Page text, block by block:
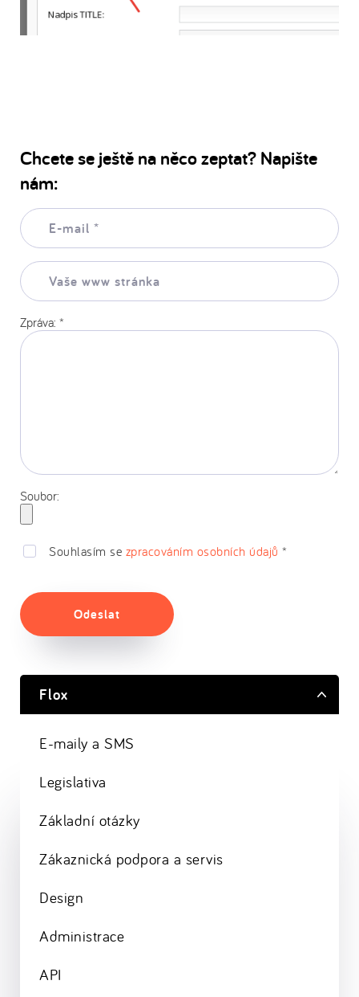
Chcete se ještě na něco zeptat? Napište
nám:
E-
mail:
Vaše
www
stránka:
Zpráva: *
Soubor:
Souhlasím se zpracováním osobních údajů *
Odeslat
Flox
E-maily a SMS
Legislativa
Základní otázky
Zákaznická podpora a servis
Design
Administrace
API